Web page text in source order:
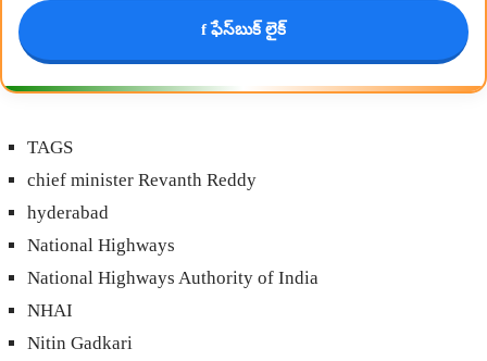
f ఫేస్‌బుక్ లైక్
TAGS
chief minister Revanth Reddy
hyderabad
National Highways
National Highways Authority of India
NHAI
Nitin Gadkari